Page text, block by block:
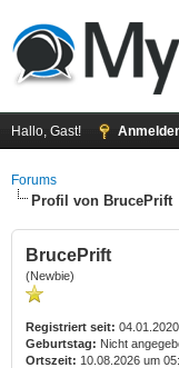
Hallo, Gast!
Forums
Profil von BrucePrift
BrucePrift
(Newbie)
Registriert seit: 04.01.2020
Geburtstag: Nicht
Ortszeit: 10.08.2026 um